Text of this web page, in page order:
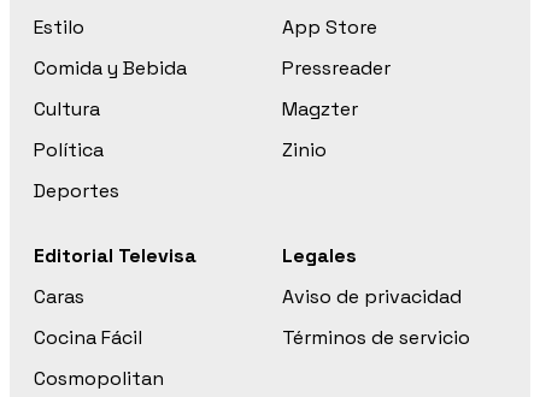
Estilo
Comida y Bebida
Cultura
Política
Deportes
App Store
Pressreader
Magzter
Zinio
Editorial Televisa
Caras
Cocina Fácil
Cosmopolitan
Legales
Aviso de privacidad
Términos de servicio